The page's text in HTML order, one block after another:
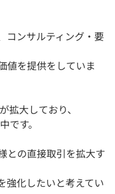
コンサルティング・要
値を提供をしていま
拡大しており、
です。
との直接取引を拡大す
強化したいと考えてい